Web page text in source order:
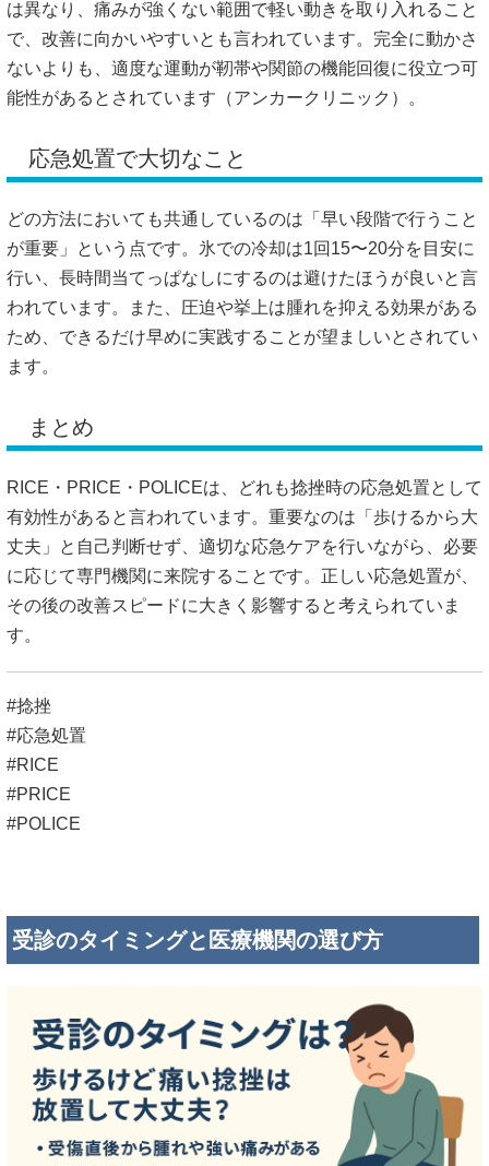
は異なり、痛みが強くない範囲で軽い動きを取り入れること
で、改善に向かいやすいとも言われています。完全に動かさ
ないよりも、適度な運動が靭帯や関節の機能回復に役立つ可
能性があるとされています（アンカークリニック ）。
応急処置で大切なこと
どの方法においても共通しているのは「早い段階で行うこと
が重要」という点です。氷での冷却は1回15〜20分を目安に
行い、長時間当てっぱなしにするのは避けたほうが良いと言
われています。また、圧迫や挙上は腫れを抑える効果がある
ため、できるだけ早めに実践することが望ましいとされてい
ます。
まとめ
RICE・PRICE・POLICEは、どれも捻挫時の応急処置として
有効性があると言われています。重要なのは「歩けるから大
丈夫」と自己判断せず、適切な応急ケアを行いながら、必要
に応じて専門機関に来院することです。正しい応急処置が、
その後の改善スピードに大きく影響すると考えられていま
す。
#捻挫
#応急処置
#RICE
#PRICE
#POLICE
受診のタイミングと医療機関の選び方